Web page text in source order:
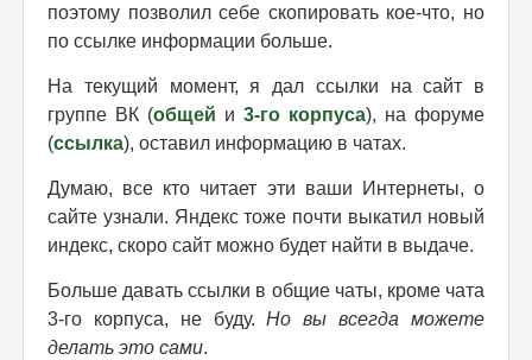
поэтому позволил себе скопировать кое-что, но
по ссылке информации больше.
На текущий момент, я дал ссылки на сайт в
группе ВК (общей и 3-го корпуса), на форуме
(ссылка), оставил информацию в чатах.
Думаю, все кто читает эти ваши Интернеты, о
сайте узнали. Яндекс тоже почти выкатил новый
индекс, скоро сайт можно будет найти в выдаче.
Больше давать ссылки в общие чаты, кроме чата
3-го корпуса, не буду.Но вы всегда можете
делать это сами.